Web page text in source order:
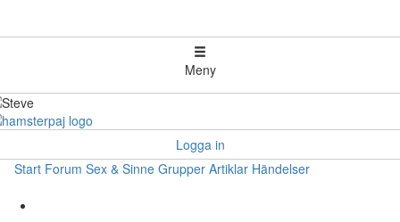
Meny
Logga in
Start Forum Sex & Sinne Grupper Artiklar Händelser